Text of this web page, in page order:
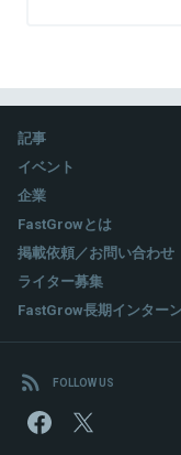
構築・プロジェク
務を通じてリクル
度受賞。 2017年か
記事
イベント
企業
FastGrowとは
掲載依頼／お問い合わせ
ライター募集
FastGrow長期インター
FOLLOW US